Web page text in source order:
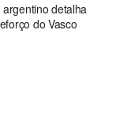
detalha
do Vasco